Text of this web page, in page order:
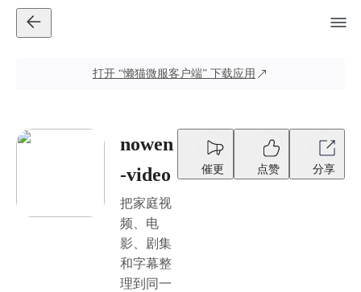
打开 “懒猫微服客户端” 下载应用
nowen
-video
把家庭视
频、电
影、剧集
和字幕整
理到同一
催更 点赞 分享